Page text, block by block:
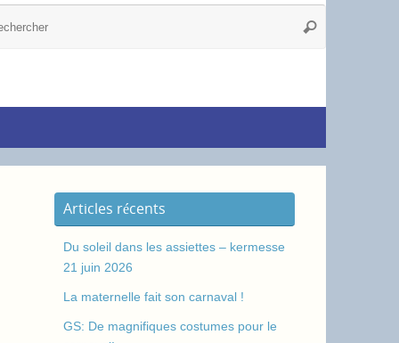
Articles récents
Du soleil dans les assiettes – kermesse
21 juin 2026
La maternelle fait son carnaval !
GS: De magnifiques costumes pour le